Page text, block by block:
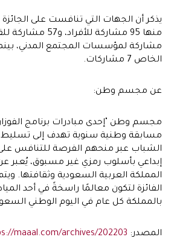
مشاركة لمؤسسات المجتمع المدني،
الخاص ‏‏7 مشاركات.‏
عن مجسم وطن:
مجسم وطن "إحدى مبادرات برنامج
مسابقة وطنية سنوية تهدف إلى
الشباب عبر منحهم الفرصة للتنافس
إبداعي بأسلوب رمزي غير مسبوق، يُعبر عن
المملكة العربية السعودية وثقافتها.
الفائزة لتكون معالمًا راسخةً في أحد
بالمملكة كل عام في اليوم الوطني
المصدر: maaal.com/archives/202203/